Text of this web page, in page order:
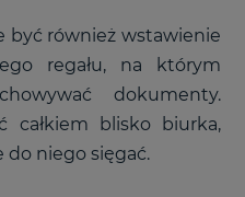
być również wstawienie
regału, na którym
dokumenty.
całkiem blisko biurka,
niego sięgać.